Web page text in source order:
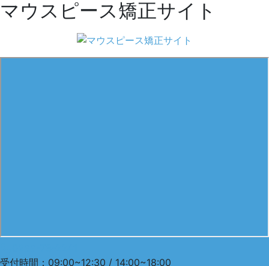
マウスピース矯正サイト
受付時間：09:00~12:30 / 14:00~18:00